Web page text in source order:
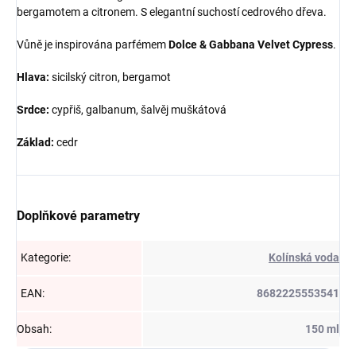
bergamotem a citronem. S elegantní suchostí cedrového dřeva.
Vůně je inspirována parfémemDolce & Gabbana Velvet Cypress.
Hlava: sicilský citron, bergamot
Srdce: cypřiš, galbanum, šalvěj muškátová
Základ: cedr
Doplňkové parametry
Kategorie: Kolínská voda
EAN: 8682225553541
Obsah: 150 ml